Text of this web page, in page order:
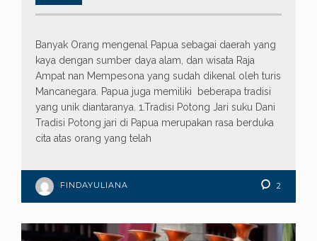
Banyak Orang mengenal Papua sebagai daerah yang
kaya dengan sumber daya alam, dan wisata Raja
Ampat nan Mempesona yang sudah dikenal oleh turis
Mancanegara. Papua juga memiliki beberapa tradisi
yang unik diantaranya. 1.Tradisi Potong Jari suku Dani
Tradisi Potong jari di Papua merupakan rasa berduka
cita atas orang yang telah
FINDAYULIANA 2